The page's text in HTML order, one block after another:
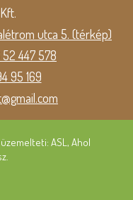
utca 5. (térkép)
52 447 578
95 169
ASL, Ahol